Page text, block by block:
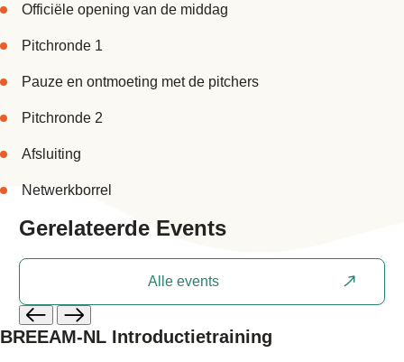
Officiële opening van de middag
Pitchronde 1
Pauze en ontmoeting met de pitchers
Pitchronde 2
Afsluiting
Netwerkborrel
Gerelateerde Events
Alle events
BREEAM-NL Introductietraining